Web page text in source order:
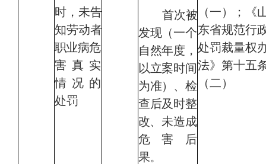
时，未告
知劳动者
职业病危
害真实
情况的
处罚
首次被
发现（一个
自然年度，
以立案时间
为准）、检
查后及时整
改、未造成
危害后
果。
（一）；《
东省规范行
处罚裁量权
法》第十五
（二）